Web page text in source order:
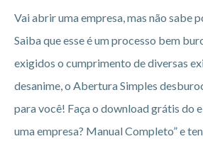
Vai abrir uma empresa, mas não sabe
Saiba que esse é um processo bem
exigidos o cumprimento de diversas
desanime, o Abertura Simples
para você! Faça o download grátis do
uma empresa? Manual Completo” e